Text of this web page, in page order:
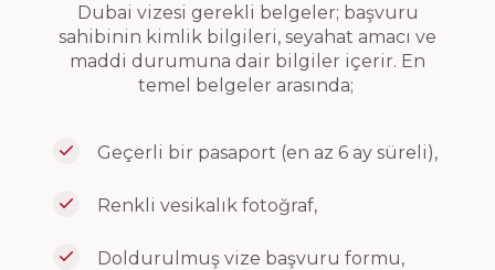
Dubai vizesi gerekli belgeler; başvuru
sahibinin kimlik bilgileri, seyahat amacı ve
maddi durumuna dair bilgiler içerir. En
temel belgeler arasında;
Geçerli bir pasaport (en az 6 ay süreli),
Renkli vesikalık fotoğraf,
Doldurulmuş vize başvuru formu,